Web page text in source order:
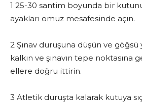
1 25-30 santim boyunda bir
ayakları omuz mesafesinde açın.
2 Şınav duruşuna düşün ve
kalkın ve şınavın tepe noktasına
ellere doğru ittirin.
3 Atletik duruşta kalarak kutuya